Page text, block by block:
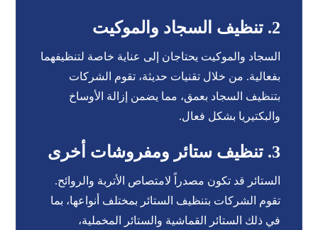
2. تنظيف السجاد والموكيت
السجاد والموكيت يحتاجان إلى عناية خاصة لتنظيفهما
بفعالية. من خلال تقنيات حديثة، تقوم الشركات
بتنظيف السجاد بعمق، مما يضمن إزالة الأوساخ
والبكتيريا بشكل فعال.
3. تنظيف ستائر ومفروشات أخرى
الستائر قد تكون مصدراً لامتصاص الأتربة والروائح.
تقوم الشركات بتنظيف الستائر بمختلف أنواعها، بما
في ذلك الستائر القماشية والستائر المخملية،